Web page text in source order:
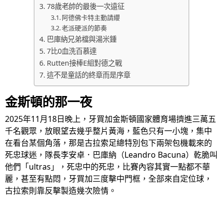
78歲老帥的最後一次遠征
阿德佛卡特主動請纓
老派硬派的節奏
巴庫納兄弟檔與湯米鍾
7比0血洗百慕達
Rutten接棒E組對德之戰
這不是童話的終章而是序章
金斯頓的那一夜
2025年11月18日晚上，牙買加金斯頓國家體育場擠進三萬五
千名觀眾，放眼望去幾乎整片黃海，藍色只有一小塊，集中
在看台某個角落，那是古拉索足總特別包下兩架包機載來的
死忠球迷，隊長李安卓．巴庫納（Leandro Bacuna）乾脆叫
他們「ultras」，死忠中的死忠，比賽內容其實一點都不華
麗，甚至有點悶，牙買加三度擊中門框，全部來自定位球，
古拉索則靠反擊製造幾次險情。